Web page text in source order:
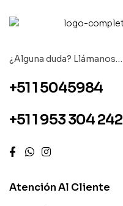
¿Alguna duda? Llámanos…
+51 1 5045984
+51 1 953 304 242
Atención Al Cliente